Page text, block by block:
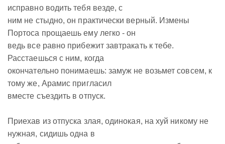
исправно водить тебя везде, с
ним не стыдно, он практически верный. Измены
Портоса прощаешь ему легко - он
ведь все равно прибежит завтракать к тебе.
Расстаешься с ним, когда
окончательно понимаешь: замуж не возьмет совсем, к
тому же, Арамис пригласил
вместе съездить в отпуск.
Приехав из отпуска злая, одинокая, на хуй никому не
нужная, сидишь одна в